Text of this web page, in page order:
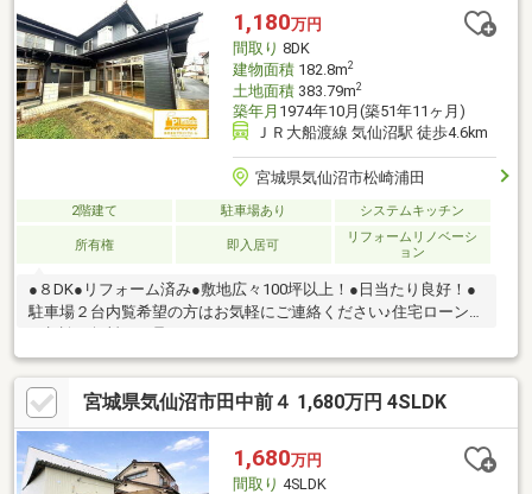
約350ｍ・町の八百屋ヤオシゲ商店 徒歩4分 約300ｍ・ツルハ
ドラッグ 気仙沼上田中店 徒歩3分 約160ｍ・気仙沼市立病院
徒歩12分 約1000ｍ
1,180万円
間取り 8DK
建物面積182.8m2
土地面積383.79m2
築年月 1974年10月(築51年11ヶ月)
ＪＲ大船渡線 気仙沼駅 徒歩4.6km
宮城県気仙沼市松崎浦田
2階建て 駐車場あり システムキッチン
所有権 即入居可
リフォームリノベーシ
ョン
●８DK●リフォーム済み●敷地広々100坪以上！●日当たり良好！●
駐車場２台内覧希望の方はお気軽にご連絡ください♪住宅ローンの
宮城県気仙沼市田中前４ 1,680万円 4SLDK
1,680万円
間取り 4SLDK